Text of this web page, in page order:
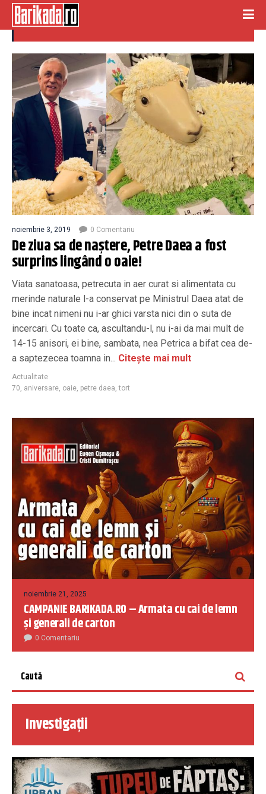
70
noiembrie 3, 2019 0 Comentariu
De ziua sa de naștere, Petre Daea a fost
surprins lingând o oaie!
Viata sanatoasa, petrecuta in aer curat si alimentata cu
merinde naturale l-a conservat pe Ministrul Daea atat de
bine incat nimeni nu i-ar ghici varsta nici din o suta de
incercari. Cu toate ca, ascultandu-l, nu i-ai da mai mult de
14-15 anisori, ei bine, sambata, nea Petrica a bifat cea de-
a saptezecea toamna in... Citește mai mult
Actualitate
70, aniversare, oaie, petre daea,tort
noiembrie 21, 2025
CAMPANIE BARIKADA.RO – Armata cu cai de lemn
și generali de carton
0 Comentariu
Investigații